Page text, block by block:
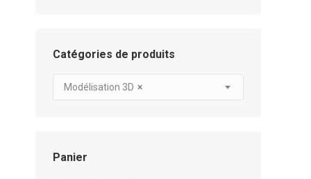
Catégories de produits
×
Modélisation 3D
Panier